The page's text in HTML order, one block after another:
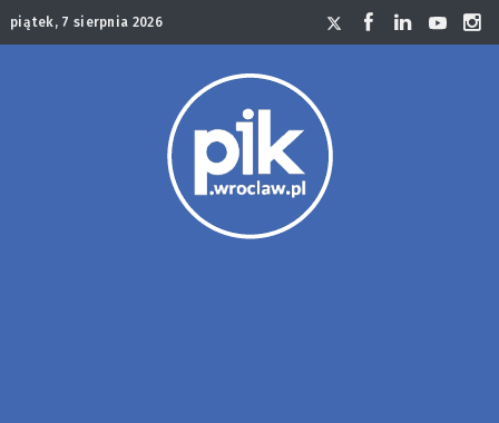
piątek, 7 sierpnia 2026